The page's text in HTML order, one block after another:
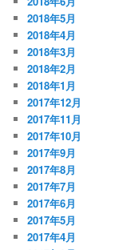
2018年5月
2018年4月
2018年3月
2018年2月
2018年1月
2017年12月
2017年11月
2017年10月
2017年9月
2017年8月
2017年7月
2017年6月
2017年5月
2017年4月